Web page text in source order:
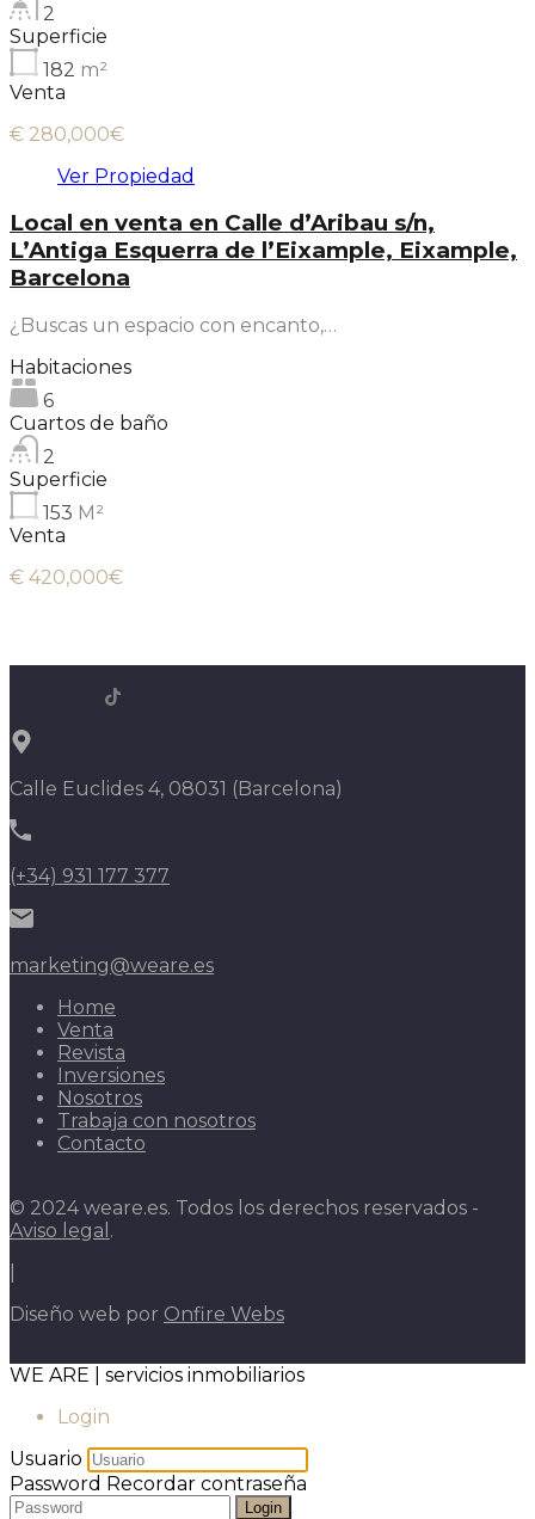
2
Superficie
182 m²
Venta
€ 280,000€
Ver Propiedad
Local en venta en Calle d’Aribau s/n,
L’Antiga Esquerra de l’Eixample, Eixample,
Barcelona
¿Buscas un espacio con encanto,…
Habitaciones
6
Cuartos de baño
2
Superficie
153 M²
Venta
€ 420,000€
Calle Euclides 4, 08031 (Barcelona)
(+34) 931 177 377
marketing@weare.es
Home
Venta
Revista
Inversiones
Nosotros
Trabaja con nosotros
Contacto
© 2024 weare.es. Todos los derechos reservados -
Aviso legal .
Diseño web por Onfire Webs
WE ARE | servicios inmobiliarios
Login
Usuario
Password Recordar contraseña
Login